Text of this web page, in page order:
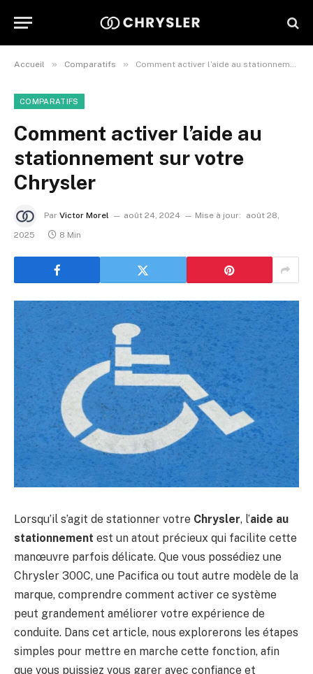
Accueil » Comparatifs » Comment activer l’aide au stationnement sur votre Chrysler
COMPARATIFS
Comment activer l’aide au
stationnement sur votre
Chrysler
Par Victor Morel août 24, 2024 Mise à jour:
août 28,
2025
8 Min
Lorsqu’il s’agit de stationner votre Chrysler, l’aide au
stationnement est un atout précieux qui facilite cette
manœuvre parfois délicate. Que vous possédiez une
Chrysler 300C, une Pacifica ou tout autre modèle de la
marque, comprendre comment activer ce système
peut grandement améliorer votre expérience de
conduite. Dans cet article, nous explorerons les étapes
simples pour mettre en marche cette fonction, afin
que vous puissiez vous garer avec confiance et